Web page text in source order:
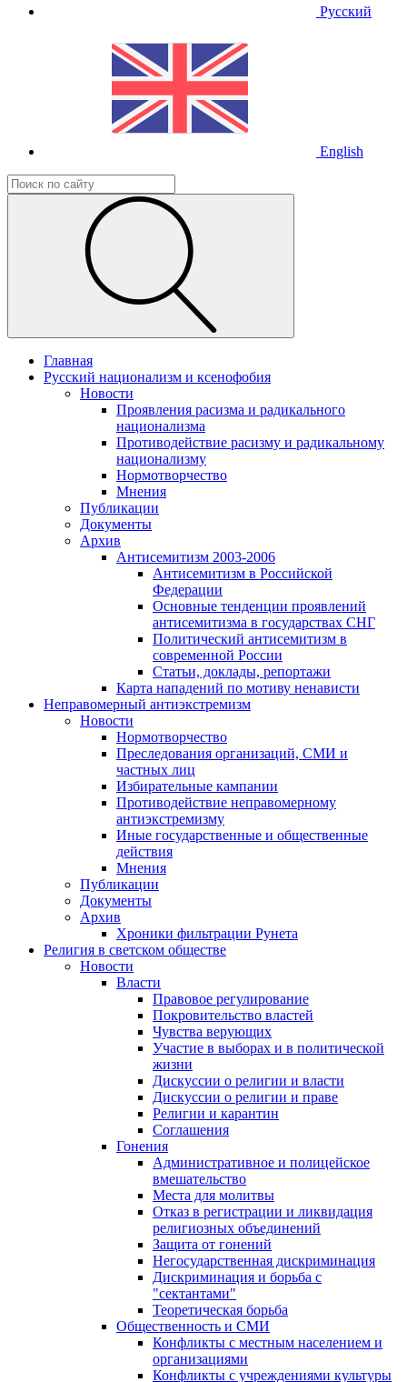
Русский
English
Главная
Русский национализм и ксенофобия
Новости
Проявления расизма и радикального
национализма
Противодействие расизму и радикальному
национализму
Нормотворчество
Мнения
Публикации
Документы
Архив
Антисемитизм 2003-2006
Антисемитизм в Российской
Федерации
Основные тенденции проявлений
антисемитизма в государствах СНГ
Политический антисемитизм в
современной России
Статьи, доклады, репортажи
Карта нападений по мотиву ненависти
Неправомерный антиэкстремизм
Новости
Нормотворчество
Преследования организаций, СМИ и
частных лиц
Избирательные кампании
Противодействие неправомерному
антиэкстремизму
Иные государственные и общественные
действия
Мнения
Публикации
Документы
Архив
Хроники фильтрации Рунета
Религия в светском обществе
Новости
Власти
Правовое регулирование
Покровительство властей
Чувства верующих
Участие в выборах и в политической
жизни
Дискуссии о религии и власти
Дискуссии о религии и праве
Религии и карантин
Соглашения
Гонения
Административное и полицейское
вмешательство
Места для молитвы
Отказ в регистрации и ликвидация
религиозных объединений
Защита от гонений
Негосударственная дискриминация
Дискриминация и борьба с
"сектантами"
Теоретическая борьба
Общественность и СМИ
Конфликты с местным населением и
организациями
Конфликты с учреждениями культуры